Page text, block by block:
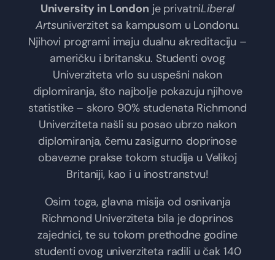
University in London je privatniLiberal
Artsuniverzitet sa kampusom u Londonu.
Njihovi programi imaju dualnu akreditaciju –
američku i britansku. Studenti ovog
Univerziteta vrlo su uspešni nakon
diplomiranja, što najbolje pokazuju njihove
statistike – skoro 90% studenata Richmond
Univerziteta našli su posao ubrzo nakon
diplomiranja, čemu zasigurno doprinose
obavezne prakse tokom studija u Velikoj
Britaniji, kao i u inostranstvu!
Osim toga, glavna misija od osnivanja
Richmond Univerziteta bila je doprinos
zajednici, te su tokom prethodne godine
studenti ovog univerziteta radili u čak 140